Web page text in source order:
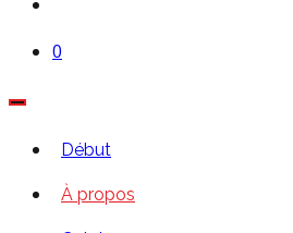
0
Début
À propos